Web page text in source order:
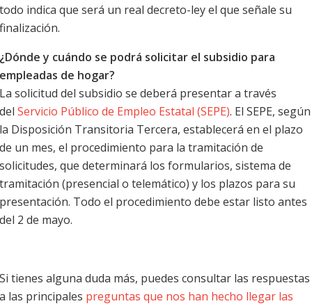
todo indica que será un real decreto-ley el que señale su
finalización.
¿Dónde y cuándo se podrá solicitar el subsidio para
empleadas de hogar?
La solicitud del subsidio se deberá presentar a través
del Servicio Público de Empleo Estatal (SEPE). El SEPE, según
la Disposición Transitoria Tercera, establecerá en el plazo
de un mes, el procedimiento para la tramitación de
solicitudes, que determinará los formularios, sistema de
tramitación (presencial o telemático) y los plazos para su
presentación. Todo el procedimiento debe estar listo antes
del 2 de mayo.
Si tienes alguna duda más, puedes consultar las respuestas
a las principales preguntas que nos han hecho llegar las